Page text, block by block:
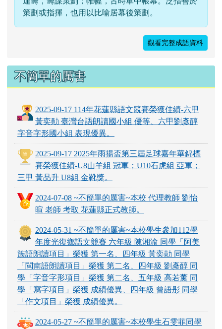
策劃或指揮，也用以比喻居幕後策劃。
觀看完整成語資料
不簡單的厲害
2025-09-17 114年花蓮縣語文競賽榮獲佳績-六甲
黃奕勛 臺灣台語朗讀國小組 優等、六甲劉彥醇
字音字形國小組 表現優異。
2025-09-17 2025年雨揚盃第三屆足球嘉年華錦標
賽榮獲佳績-U8山羊組 冠軍；U10石虎組 亞軍；
三甲 黃品升 U8組 金靴獎。
2024-07-08 ~不簡單的厲害~本校 代理教師 劉怡
暄 老師 考取 花蓮縣正式教師。
2024-05-31 ~不簡單的厲害~本校學生參加112學
年度光復鄉語文競賽 六年級 陳湘渝 同學「阿美
族語朗讀項目」榮獲 第一名、四年級 黃奕勛 同學
「閩南語朗讀項目」榮獲 第二名、四年級 劉彥醇 同
學「字音字形項目」榮獲 第二名、五年級 高若薰 同
學「寫字項目」榮獲 成績優異、四年級 曾語彤 同學
「作文項目」榮獲 成績優異。
2024-05-27 ~不簡單的厲害~本校學生石雯菲同學